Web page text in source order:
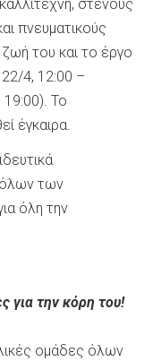
στενούς
πνευματικούς
του και το έργο
4, 12:00 –
19:00). Το
έγκαιρα.
όλων των
όλη την
για την κόρη του!
ομάδες όλων